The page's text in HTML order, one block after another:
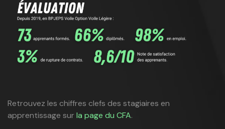
Retrouvez les chiffres clefs des stagiaires en
apprentissage sur la page du CFA.